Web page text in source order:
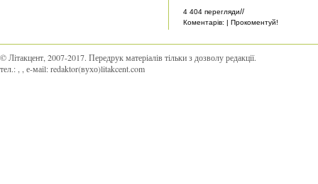
4 404 перегляди//
Коментарів: | Прокоментуй!
© Літакцент, 2007-2017. Передрук матеріалів тільки з дозволу редакції.
тел.:
, е-маіl:redaktor(вухо)litakcent.com